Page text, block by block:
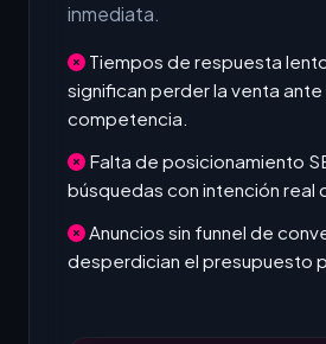
inmediata.
Tiempos de respuesta
significan perder la venta ante
competencia.
Falta de posicionamiento
búsquedas con intención real
Anuncios sin funnel de
desperdician el presupuesto